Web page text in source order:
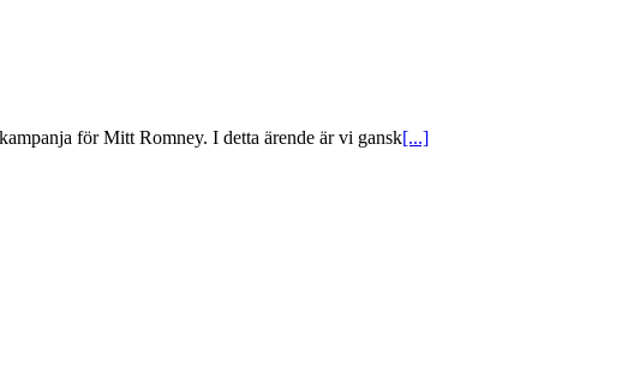
för Mitt Romney. I detta ärende är vi gansk[...]